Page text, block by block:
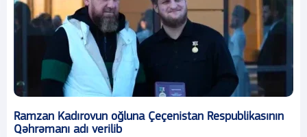
Ramzan Kadırovun oğluna Çeçenistan Respublikasının
Qəhrəmanı adı verilib